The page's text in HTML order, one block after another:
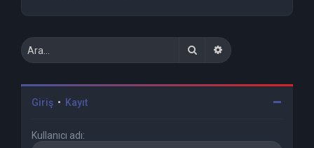
Gelişmiş arama
Giriş • Kayıt
Kullanıcı adı: